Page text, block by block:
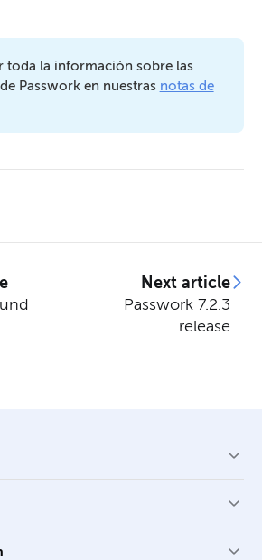
toda la información sobre las
Passwork en nuestras notas de
Next article
Passwork 7.2.3
release